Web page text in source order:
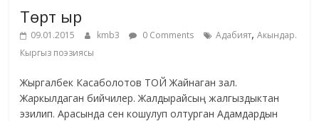
Төрт ыр
09.01.2015 kmb3 0 Comments Адабият,Акындар.
Кыргыз поэзиясы
Жыргалбек Касаболотов ТОЙ Жайнаган зал.
Жаркылдаган бийчилер. Жалдырайсың жалгыздыктан
эзилип. Арасында сен кошулуп олтурган Адамдардын